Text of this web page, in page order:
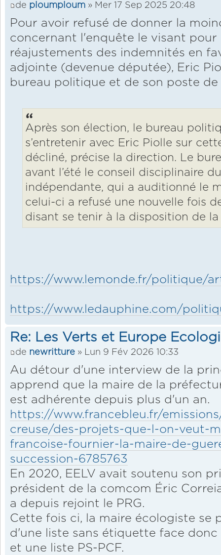
de ploumploum » Mer 17 Sep 2025 20:48
Pour avoir refusé de donner la
concernant l'enquête le visant pour
réajustements des indemnités en
adjointe (devenue députée), Eric
bureau politique et de son poste
Après son élection, le bureau
s’entretenir avec Eric Piolle sur
décliné, précise la direction. Le
avant l’été le conseil disciplinaire
indépendante, qui a auditionné le
celui-ci a refusé une nouvelle fois
disant se tenir à la disposition de la
https://www.lemonde.fr/politique/
https://www.ledauphine.com/
Re: Les Verts et Europe
de newritture » Lun 9 Fév 2026 10:33
Au détour d'une interview de la
apprend que la maire de la
est adhérente depuis plus d'un an.
https://www.francebleu.fr/
creuse/des-projets-que-l-on-veut-
francoise-fournier-la-maire-de-
succession-6785763
En 2020, EELV avait soutenu son
président de la comcom Éric
a depuis rejoint le PRG.
Cette fois ci, la maire écologiste se
d'une liste sans étiquette face donc
et une liste PS-PCF.